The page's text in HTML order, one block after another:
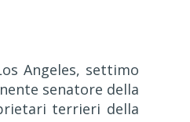
Angeles, settimo
senatore della
terrieri della